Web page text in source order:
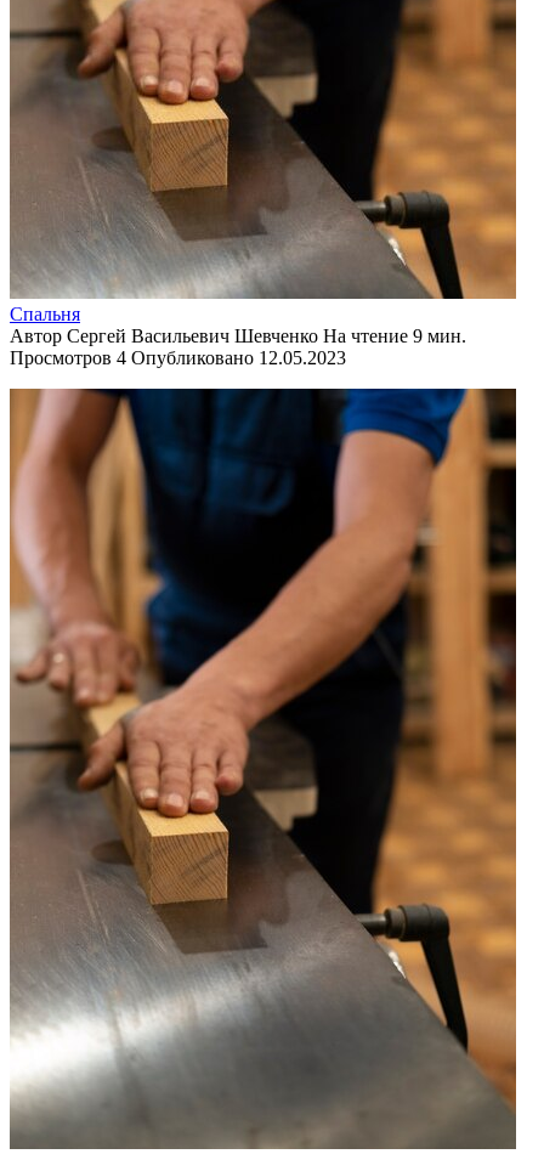
Спальня
Автор Сергей Васильевич Шевченко На чтение 9 мин.
Просмотров 4 Опубликовано 12.05.2023